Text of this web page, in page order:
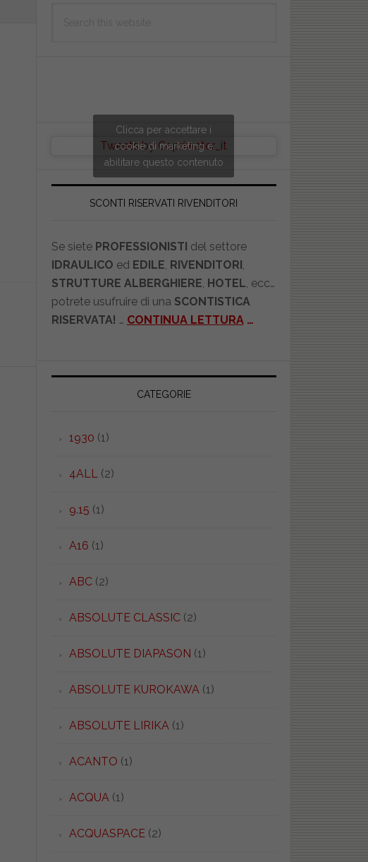
Tweets by Copriwater_it
Clicca per accettare i
cookie di marketing e
abilitare questo contenuto
SCONTI RISERVATI RIVENDITORI
Se siete PROFESSIONISTI del settore
IDRAULICO ed EDILE, RIVENDITORI,
STRUTTURE ALBERGHIERE, HOTEL, ecc…
potrete usufruire di una SCONTISTICA
RISERVATA! … CONTINUA LETTURA…
CATEGORIE
1930 (1)
4ALL(2)
9.15 (1)
A16 (1)
ABC(2)
ABSOLUTE CLASSIC(2)
ABSOLUTE DIAPASON (1)
ABSOLUTE KUROKAWA(1)
ABSOLUTE LIRIKA(1)
ACANTO (1)
ACQUA(1)
ACQUASPACE(2)